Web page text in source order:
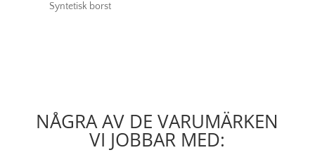
Syntetisk borst
NÅGRA AV DE VARUMÄRKEN
VI JOBBAR MED: